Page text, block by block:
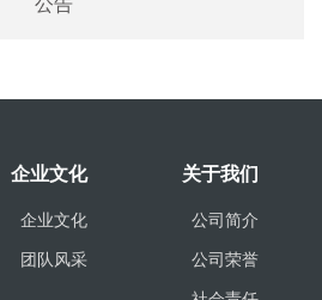
企业文化
企业文化
团队风采
关于我们
公司简介
公司荣誉